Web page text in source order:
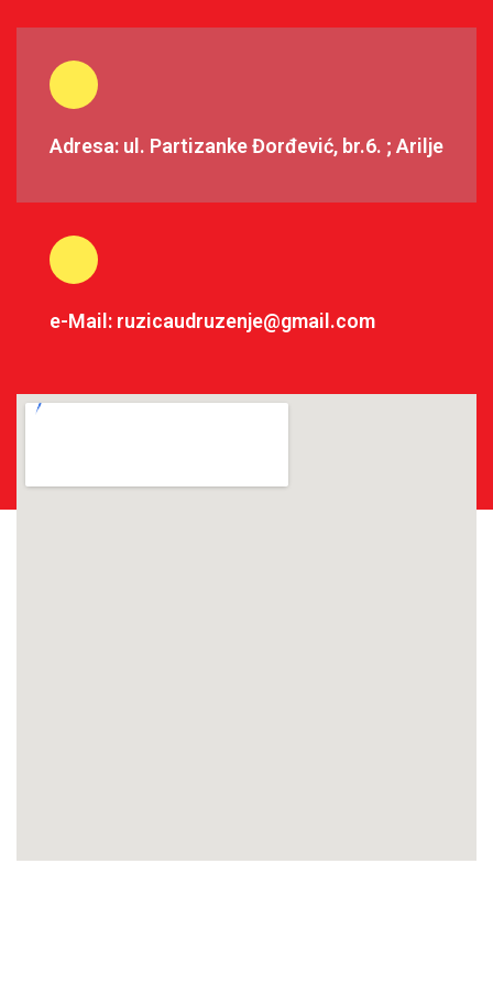
Adresa: ul. Partizanke Đorđević, br.6. ; Arilje
e-Mail: ruzicaudruzenje@gmail.com